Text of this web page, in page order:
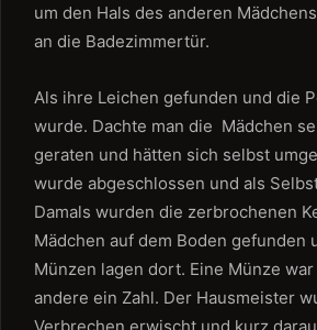
um den Hals des anderen
an die Badezimmertür.
Als ihre Leichen gefunden und die
wurde. Dachte man die Mädchen
geraten und hätten sich selbst
wurde abgeschlossen und als
Damals wurden die zerbrochenen
Mädchen auf dem Boden gefunden
Münzen lagen dort. Eine Münze
andere ein Zahl. Der Hausmeister